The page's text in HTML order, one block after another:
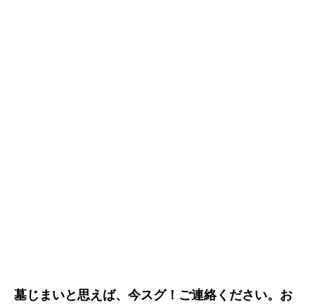
墓じまいと思えば、今スグ！ご連絡ください。お